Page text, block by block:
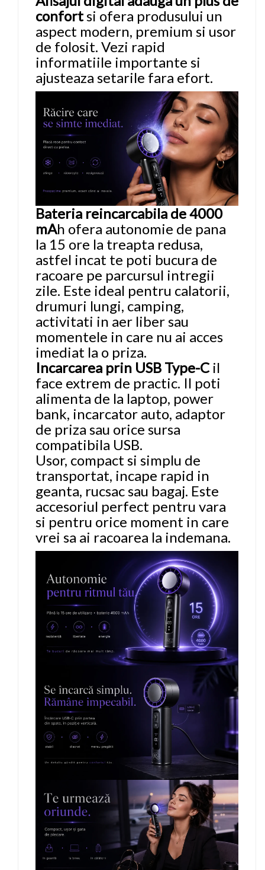
confortsi ofera produsului un
aspect modern, premium si usor
de folosit. Vezi rapid
informatiile importante si
ajusteaza setarile fara efort.
Bateria reincarcabila de 4000
mAh ofera autonomie de pana
la 15 ore la treapta redusa,
astfel incat te poti bucura de
racoare pe parcursul intregii
zile. Este ideal pentru calatorii,
drumuri lungi, camping,
activitati in aer liber sau
momentele in care nu ai acces
imediat la o priza.
Incarcarea prin USB Type-C il
face extrem de practic. Il poti
alimenta de la laptop, power
bank, incarcator auto, adaptor
de priza sau orice sursa
compatibila USB.
Usor, compact si simplu de
transportat, incape rapid in
geanta, rucsac sau bagaj. Este
accesoriul perfect pentru vara
si pentru orice moment in care
vrei sa ai racoarea la indemana.